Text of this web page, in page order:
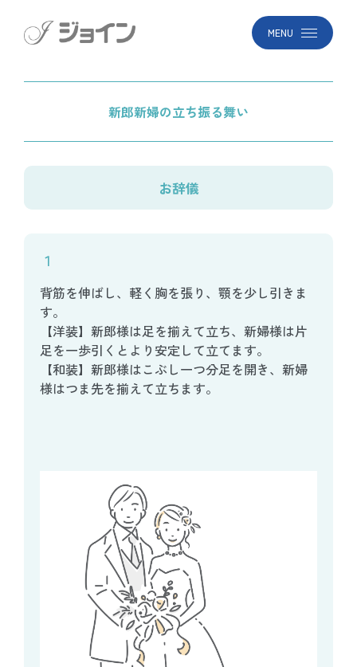
MENU
新郎新婦の立ち振る舞い
お辞儀
１
背筋を伸ばし、軽く胸を張り、顎を少し引きま
す。
【洋装】新郎様は足を揃えて立ち、新婦様は片
足を一歩引くとより安定して立てます。
【和装】新郎様はこぶし一つ分足を開き、新婦
様はつま先を揃えて立ちます。